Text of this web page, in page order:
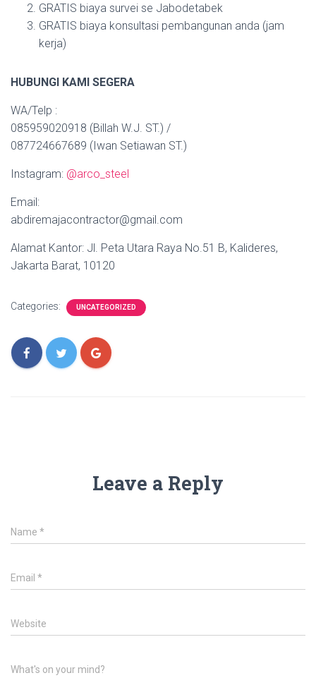
GRATIS biaya survei se Jabodetabek
GRATIS biaya konsultasi pembangunan anda (jam
kerja)
HUBUNGI KAMI SEGERA
WA/Telp :
085959020918 (Billah W.J. ST.) /
087724667689 (Iwan Setiawan ST.)
Instagram: @arco_steel
Email:
abdiremajacontractor@gmail.com
Alamat Kantor: Jl. Peta Utara Raya No.51 B, Kalideres,
Jakarta Barat, 10120
Categories: UNCATEGORIZED
Leave a Reply
Name *
Email *
Website
What's on your mind?